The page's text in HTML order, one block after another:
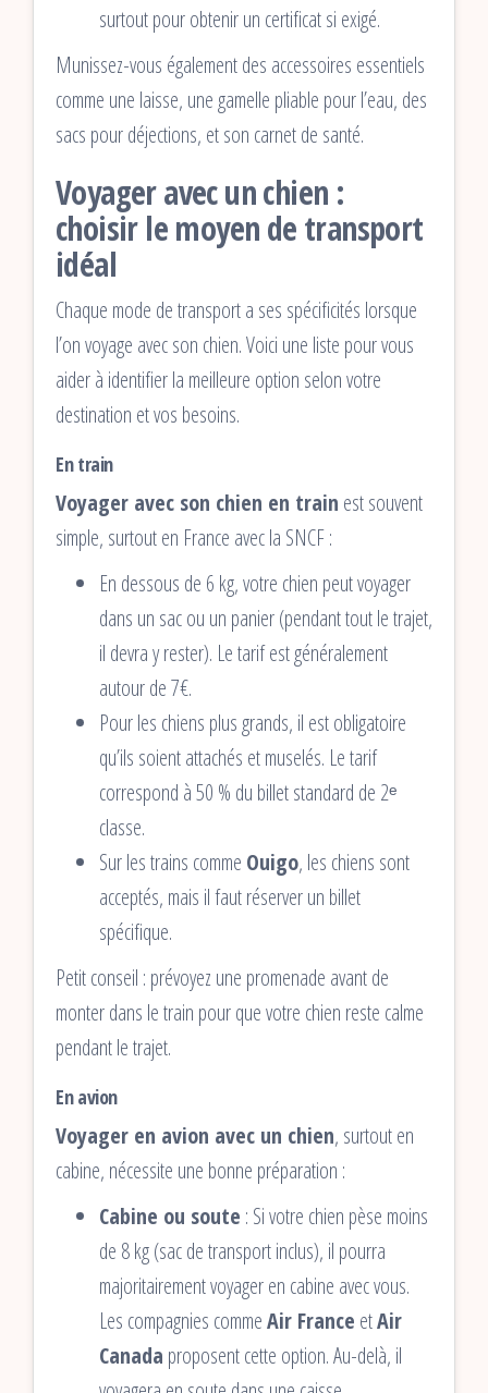
surtout pour obtenir un certificat si exigé.
Munissez-vous également des accessoires essentiels
comme une laisse, une gamelle pliable pour l’eau, des
sacs pour déjections, et son carnet de santé.
Voyager avec un chien :
choisir le moyen de transport
idéal
Chaque mode de transport a ses spécificités lorsque
l’on voyage avec son chien. Voici une liste pour vous
aider à identifier la meilleure option selon votre
destination et vos besoins.
En train
Voyager avec son chien en train est souvent
simple, surtout en France avec la SNCF :
En dessous de 6 kg, votre chien peut voyager
dans un sac ou un panier (pendant tout le trajet,
il devra y rester). Le tarif est généralement
autour de 7€.
Pour les chiens plus grands, il est obligatoire
qu’ils soient attachés et muselés. Le tarif
correspond à 50 % du billet standard de 2ᵉ
classe.
Sur les trains comme Ouigo, les chiens sont
acceptés, mais il faut réserver un billet
spécifique.
Petit conseil : prévoyez une promenade avant de
monter dans le train pour que votre chien reste calme
pendant le trajet.
En avion
Voyager en avion avec un chien, surtout en
cabine, nécessite une bonne préparation :
Cabine ou soute : Si votre chien pèse moins
de 8 kg (sac de transport inclus), il pourra
majoritairement voyager en cabine avec vous.
Les compagnies commeAir France etAir
Canada proposent cette option. Au-delà, il